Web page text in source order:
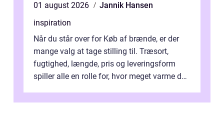
01 august 2026
Jannik Hansen
inspiration
Når du står over for Køb af brænde, er der
mange valg at tage stilling til. Træsort,
fugtighed, længde, pris og leveringsform
spiller alle en rolle for, hvor meget varme du